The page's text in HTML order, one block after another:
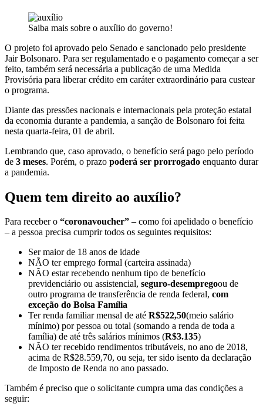
Saiba mais sobre o auxílio do governo!
O projeto foi aprovado pelo Senado e sancionado pelo presidente
Jair Bolsonaro. Para ser regulamentado e o pagamento começar a ser
feito, também será necessária a publicação de uma Medida
Provisória para liberar crédito em caráter extraordinário para custear
o programa.
Diante das pressões nacionais e internacionais pela proteção estatal
da economia durante a pandemia, a sanção de Bolsonaro foi feita
nesta quarta-feira, 01 de abril.
Lembrando que, caso aprovado, o benefício será pago pelo período
de 3 meses. Porém, o prazo poderá ser prorrogado enquanto durar
a pandemia.
Quem tem direito ao auxílio?
Para receber o “coronavoucher” – como foi apelidado o benefício
– a pessoa precisa cumprir todos os seguintes requisitos:
Ser maior de 18 anos de idade
NÃO ter emprego formal (carteira assinada)
NÃO estar recebendo nenhum tipo de benefício
previdenciário ou assistencial, seguro-desempregoou de
outro programa de transferência de renda federal, com
exceção do Bolsa Família
Ter renda familiar mensal de até R$522,50(meio salário
mínimo) por pessoa ou total (somando a renda de toda a
família) de até três salários mínimos (R$3.135)
NÃO ter recebido rendimentos tributáveis, no ano de 2018,
acima de R$28.559,70, ou seja, ter sido isento da declaração
de Imposto de Renda no ano passado.
Também é preciso que o solicitante cumpra uma das condições a
seguir: